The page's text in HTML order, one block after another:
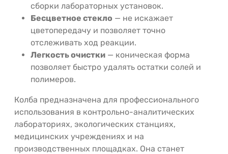
сборки лабораторных установок.
Бесцветное стекло — не искажает
цветопередачу и позволяет точно
отслеживать ход реакции.
Легкость очистки — коническая форма
позволяет быстро удалять остатки солей и
полимеров.
Колба предназначена для профессионального
использования в контрольно-аналитических
лабораториях, экологических станциях,
медицинских учреждениях и на
производственных площадках. Она станет